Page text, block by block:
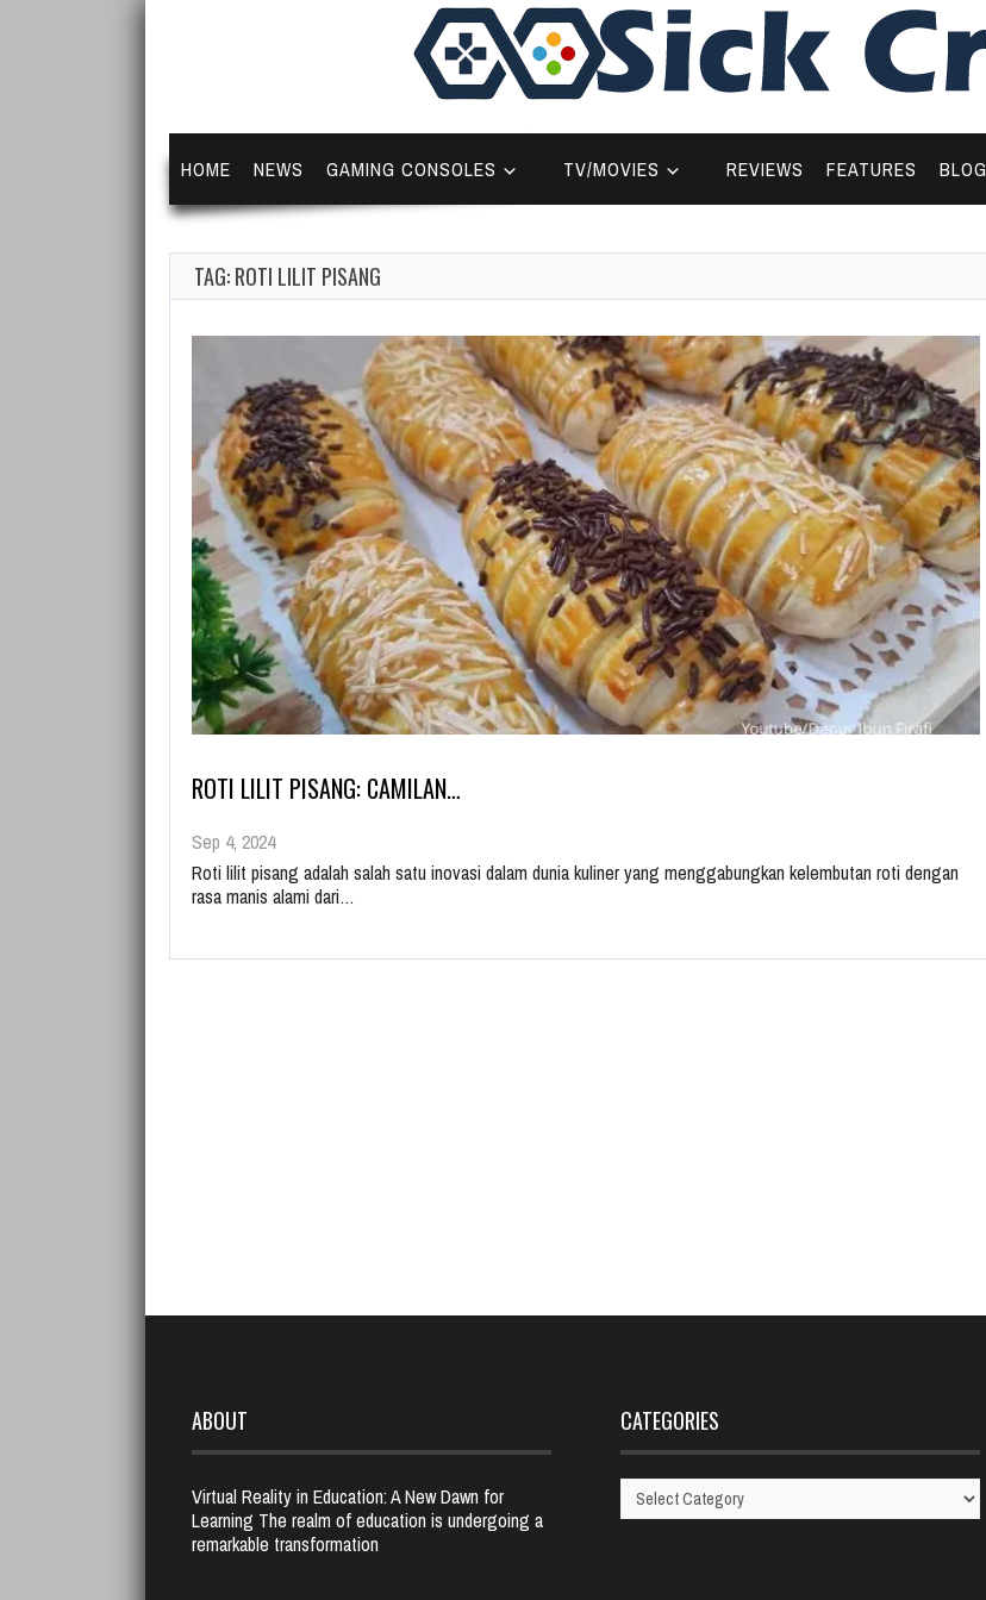
HOME NEWS GAMING CONSOLES TV/MOVIES REVIEWS FEATURES BLOG
TAG: ROTI LILIT PISANG
ROTI LILIT PISANG: CAMILAN…
Sep 4, 2024
Roti lilit pisang adalah salah satu inovasi dalam dunia kuliner yang menggabungkan kelembutan roti dengan
rasa manis alami dari…
ABOUT
Virtual Reality in Education: A New Dawn for
Learning The realm of education is undergoing a
remarkable transformation
CATEGORIES
Categories